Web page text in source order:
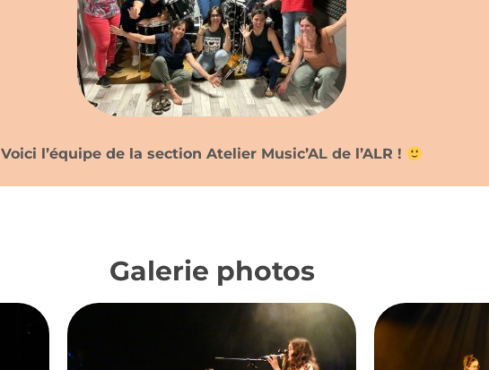
Voici l’équipe de la section Atelier Music’AL de l’ALR !
Galerie photos